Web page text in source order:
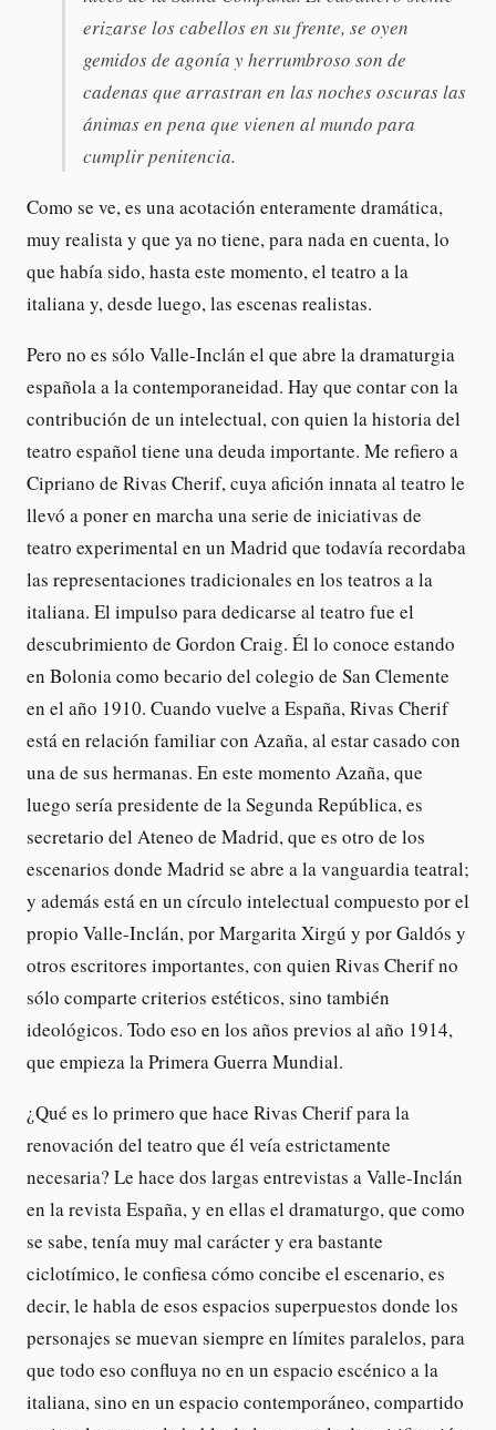
erizarse los cabellos en su frente, se oyen
gemidos de agonía y herrumbroso son de
cadenas que arrastran en las noches oscuras las
ánimas en pena que vienen al mundo para
cumplir penitencia.
Como se ve, es una acotación enteramente dramática,
muy realista y que ya no tiene, para nada en cuenta, lo
que había sido, hasta este momento, el teatro a la
italiana y, desde luego, las escenas realistas.
Pero no es sólo Valle-Inclán el que abre la dramaturgia
española a la contemporaneidad. Hay que contar con la
contribución de un intelectual, con quien la historia del
teatro español tiene una deuda importante. Me refiero a
Cipriano de Rivas Cherif, cuya afición innata al teatro le
llevó a poner en marcha una serie de iniciativas de
teatro experimental en un Madrid que todavía recordaba
las representaciones tradicionales en los teatros a la
italiana. El impulso para dedicarse al teatro fue el
descubrimiento de Gordon Craig. Él lo conoce estando
en Bolonia como becario del colegio de San Clemente
en el año 1910. Cuando vuelve a España, Rivas Cherif
está en relación familiar con Azaña, al estar casado con
una de sus hermanas. En este momento Azaña, que
luego sería presidente de la Segunda República, es
secretario del Ateneo de Madrid, que es otro de los
escenarios donde Madrid se abre a la vanguardia teatral;
y además está en un círculo intelectual compuesto por el
propio Valle-Inclán, por Margarita Xirgú y por Galdós y
otros escritores importantes, con quien Rivas Cherif no
sólo comparte criterios estéticos, sino también
ideológicos. Todo eso en los años previos al año 1914,
que empieza la Primera Guerra Mundial.
¿Qué es lo primero que hace Rivas Cherif para la
renovación del teatro que él veía estrictamente
necesaria? Le hace dos largas entrevistas a Valle-Inclán
en la revista España, y en ellas el dramaturgo, que como
se sabe, tenía muy mal carácter y era bastante
ciclotímico, le confiesa cómo concibe el escenario, es
decir, le habla de esos espacios superpuestos donde los
personajes se muevan siempre en límites paralelos, para
que todo eso confluya no en un espacio escénico a la
italiana, sino en un espacio contemporáneo, compartido